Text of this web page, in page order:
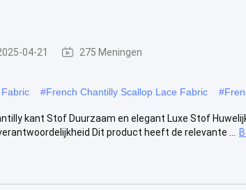
04-21 275 Meningen
#French Chantilly Scallop Lace Fabric #
kant Stof Duurzaam en elegant Luxe Stof
Dit product heeft de relevante ...